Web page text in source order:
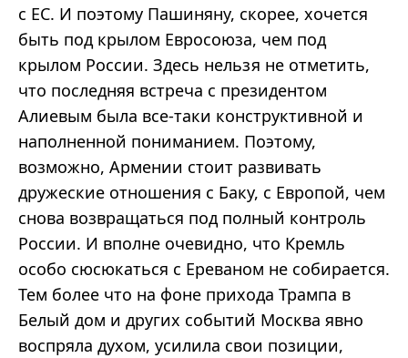
с ЕС. И поэтому Пашиняну, скорее, хочется
быть под крылом Евросоюза, чем под
крылом России. Здесь нельзя не отметить,
что последняя встреча с президентом
Алиевым была все-таки конструктивной и
наполненной пониманием. Поэтому,
возможно, Армении стоит развивать
дружеские отношения с Баку, с Европой, чем
снова возвращаться под полный контроль
России. И вполне очевидно, что Кремль
особо сюсюкаться с Ереваном не собирается.
Тем более что на фоне прихода Трампа в
Белый дом и других событий Москва явно
воспряла духом, усилила свои позиции,